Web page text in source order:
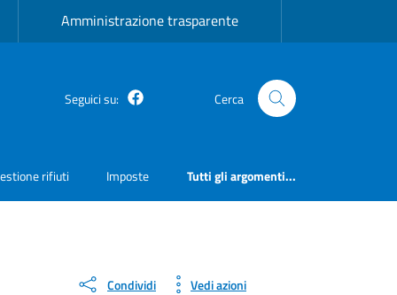
Amministrazione trasparente
Seguici su: Facebook Cerca
rifiuti Imposte Tutti gli argomenti...
Condividi Vedi azioni